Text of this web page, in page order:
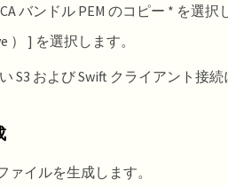
バンドル PEM のコピー * を選択
） ] を選択します。
S3 および Swift クライアント接
ァイルを生成します。